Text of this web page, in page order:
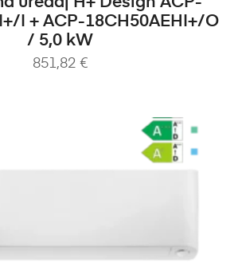
I + ACP-18CH50AEHI+/O
/ 5,0 kW
851,82 €